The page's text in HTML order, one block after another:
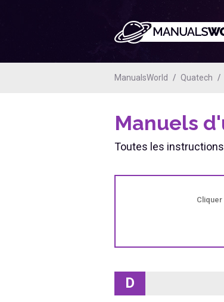
ManualsWorld Quatech
Manuels
Toutes les
D